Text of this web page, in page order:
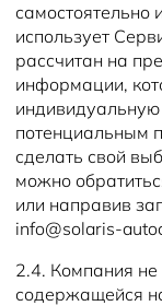
самостоятельно
использует
рассчитан на
информации,
потенциальным
сделать свой
можно
или направив
info@solaris-
2.4. Компания не
содержащейся